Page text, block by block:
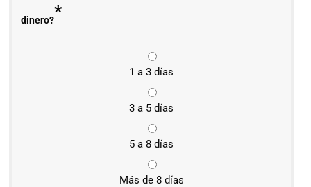
dinero?*
1 a 3 días
3 a 5 días
5 a 8 días
Más de 8 días